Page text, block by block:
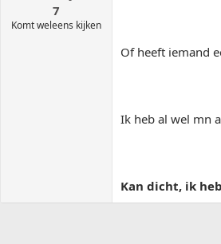
e
7
Komt weleens kijken
Of heeft iemand
Ik heb al wel mn
Kan dicht, ik